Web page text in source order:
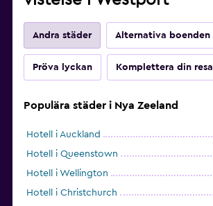
Andra städer Alternativa boenden
Pröva lyckan Komplettera din resa
Populära städer i Nya Zeeland
Hotell i Auckland
Hotell i Queenstown
Hotell i Wellington
Hotell i Christchurch